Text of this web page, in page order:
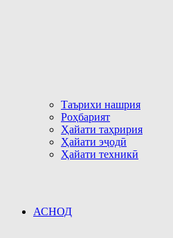
Таърихи нашрия
Роҳбарият
Ҳайати таҳририя
Ҳайати эҷодӣ
Ҳайати техникӣ
АСНОД